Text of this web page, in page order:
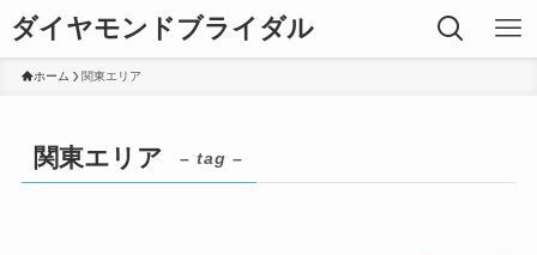
ダイヤモンドブライダル
ホーム 関東エリア
関東エリア – tag –